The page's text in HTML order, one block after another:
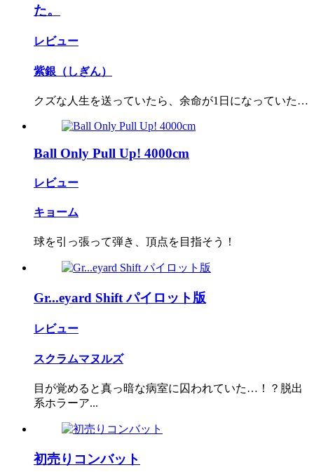
た。
レビュー
紫銀（しぎん）
クズな人生を送っていたら、余命が1日になっていた…
Ball Only Pull Up! 4000cm
レビュー
キョーム
球を引っ張って弾き、頂点を目指そう！
Gr...eyard Shift パイロット版
レビュー
スクラムマヌルズ
目が覚めると真っ暗な病室に囚われていた…！？脱出
系ホラーア...
初売りコンバット